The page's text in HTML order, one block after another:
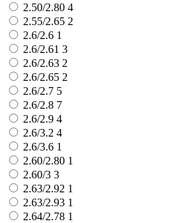
2.50/2.80 4
2.55/2.65 2
2.6/2.6 1
2.6/2.61 3
2.6/2.63 2
2.6/2.65 2
2.6/2.7 5
2.6/2.8 7
2.6/2.9 4
2.6/3.2 4
2.6/3.6 1
2.60/2.80 1
2.60/3 3
2.63/2.92 1
2.63/2.93 1
2.64/2.78 1